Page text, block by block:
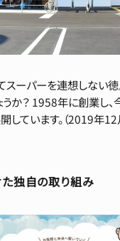
スーパーを連想しない
うか？ 1958年に創業し
ています。（2019年12
独自の取り組み